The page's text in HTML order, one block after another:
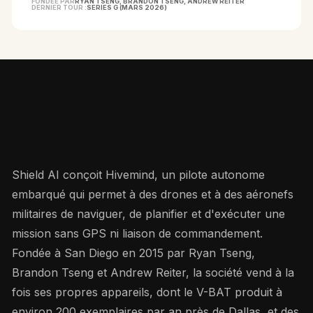
DERNIER TOUR :SERIES G (MARS 2026)
Shield AI conçoit Hivemind, un pilote autonome
embarqué qui permet à des drones et à des aéronefs
militaires de naviguer, de planifier et d'exécuter une
mission sans GPS ni liaison de commandement.
Fondée à San Diego en 2015 par Ryan Tseng,
Brandon Tseng et Andrew Reiter, la société vend à la
fois ses propres appareils, dont le V-BAT produit à